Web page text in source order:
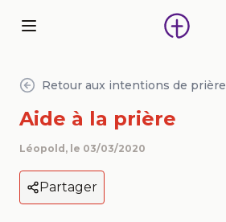
Retour aux intentions de prière
Aide à la prière
Léopold , le 03/03/2020
Partager